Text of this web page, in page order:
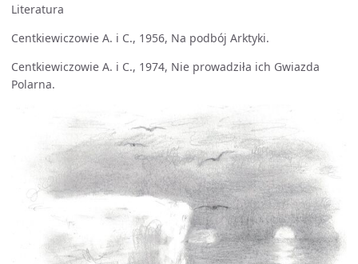
Literatura
Centkiewiczowie A. i C., 1956, Na podbój Arktyki.
Centkiewiczowie A. i C., 1974, Nie prowadziła ich Gwiazda
Polarna.